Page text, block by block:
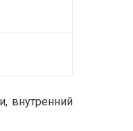
внутренний